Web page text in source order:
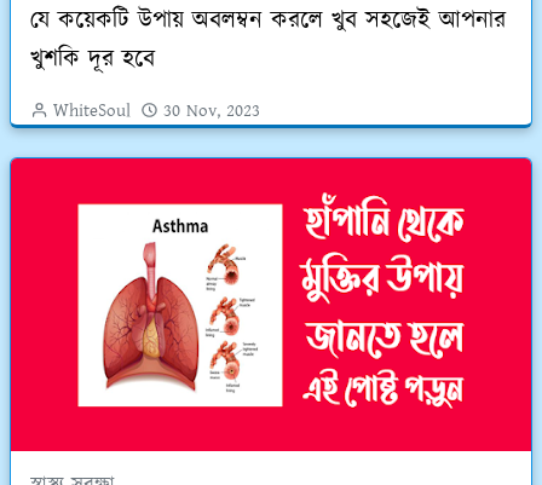
যে কয়েকটি উপায় অবলম্বন করলে খুব সহজেই আপনার
খুশকি দূর হবে
WhiteSoul 30 Nov, 2023